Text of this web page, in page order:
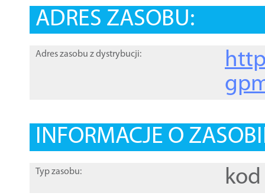
ADRES ZASOBU:
Adres zasobu z dystrybucji:
INFORMACJE O
Typ zasobu: kod